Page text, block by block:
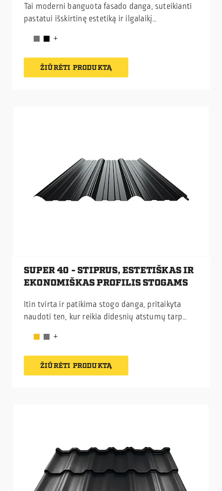
Tai moderni banguota fasado danga, suteikianti
pastatui išskirtinę estetiką ir ilgalaikį
pastatams bei kitiems objektams, kur svarbus
aukštas vizualinis lygis.
ŽIŪRĖTI PRODUKTĄ
SUPER 40 - STIPRUS, ESTETIŠKAS IR
EKONOMIŠKAS PROFILIS STOGAMS
Itin tvirta ir patikima stogo danga, pritaikyta
naudoti ten, kur reikia didesnių atstumų tarp
pramonės ir žemės ūkio objektams.
ŽIŪRĖTI PRODUKTĄ